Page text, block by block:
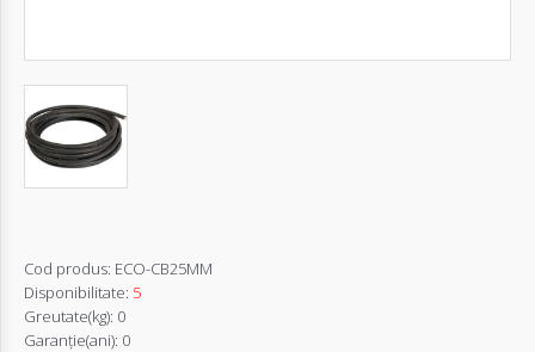
Oferta
Cod produs: ECO-CB25MM
Disponibilitate: 5
Greutate(kg): 0
Garanţie(ani): 0